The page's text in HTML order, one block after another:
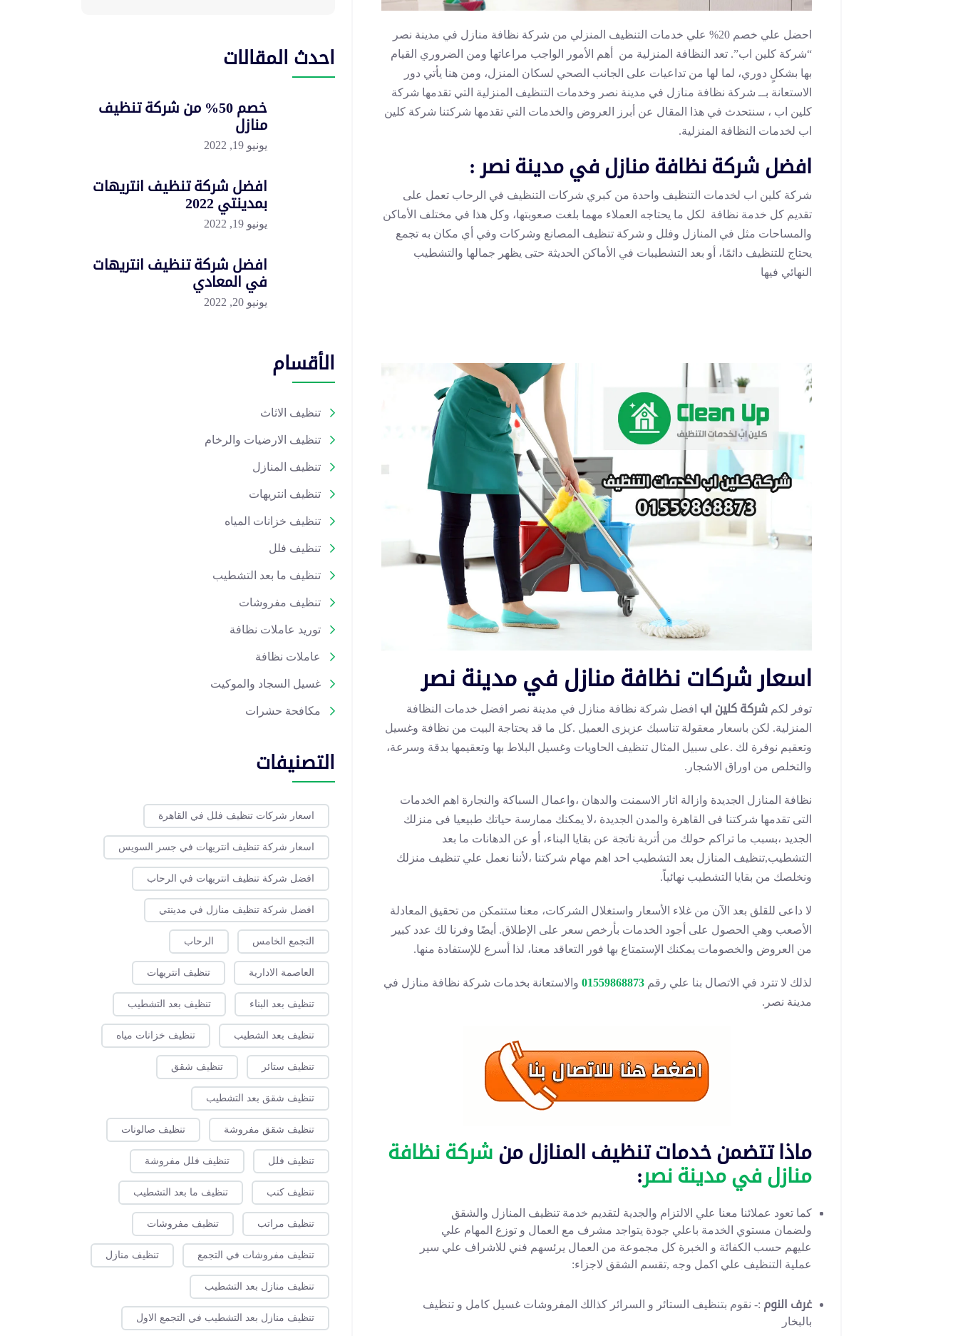
احضل علي خصم 20% علي خدمات التنظيف المنزلي من شركة نظافة منازل في مدينة نصر
“شركة كلين اب”. تعد النظافة المنزلية من أهم الأمور الواجب مراعاتها ومن الضروري القيام
بها بشكلٍ دوري، لما لها من تداعيات على الجانب الصحي لسكان المنزل، ومن هنا يأتي دور
الاستعانة بــ شركة نظافة منازل في مدينة نصر وخدمات التنظيف المنزلية التي تقدمها شركة
كلين اب ، سنتحدث في هذا المقال عن أبرز العروض والخدمات التي تقدمها شركتنا شركة كلين
اب لخدمات النظافة المنزلية.
افضل شركة نظافة منازل في مدينة نصر :
شركة كلين اب لخدمات التنظيف واحدة من كبري شركات التنظيف في الرحاب تعمل على
تقديم كل خدمة نظافة لكل ما يحتاجه العملاء مهما بلغت صعوبتها، وكل هذا في مختلف الأماكن
والمساحات مثل في المنازل وفلل و شركة تنظيف المصانع وشركات وفي أي مكان به تجمع
يحتاج للتنظيف دائمًا، أو بعد التشطيبات في الأماكن الحديثة حتى يظهر جمالها والتشطيب
النهائي فيها
اسعار شركات نظافة منازل في مدينة نصر
توفر لكم شركة كلين اب افضل شركة نظافة منازل في مدينة نصر افضل خدمات النظافة
المنزلية. لكن باسعار معقولة تناسبك عزيزى العميل .كل ما قد يحتاجة البيت من نظافة وغسيل
وتعقيم نوفرة لك .على سبيل المثال تنظيف الحاويات وغسيل البلاط بها وتعقيمها بدقة وسرعة،
والتخلص من اوراق الاشجار.
نظافة المنازل الجديدة وازالة اثار الاسمنت والدهان ،واعمال السباكة والنجارة اهم الخدمات
التى تقدمها شركتنا فى القاهرة والمدن الجديدة ،لا يمكنك ممارسة حياتك طبيعيا فى منزلك
الجديد ،بسبب ما تراكم حولك من أتربة ناتجة عن بقايا البناء، أو عن الدهانات ما بعد
التشطيب,تنظيف المنازل بعد التشطيب احد اهم مهام شركتنا ،لأننا نعمل علي تنظيف منزلك
ونخلصك من بقايا التشطيب نهائياً.
لا داعى للقلق بعد الآن من غلاء الأسعار واستغلال الشركات، معنا ستتمكن من تحقيق المعادلة
الأصعب وهي الحصول على أجود الخدمات بأرخص سعر على الإطلاق. أيضًا وفرنا لك عدد كبير
من العروض والخصومات يمكنك الإستمتاع بها فور التعاقد معنا، لذا أسرع للإستفادة منها.
لذلك لا تترد في الاتصال بنا علي رقم 01559868873 والاستعانة بخدمات شركة نظافة منازل في
مدينة نصر.
ماذا تتضمن خدمات تنظيف المنازل من شركة نظافة
منازل في مدينة نصر:
كما تعود عملائنا معنا علي الالتزام والجدية لتقديم خدمة تنظيف المنازل والشقق
ولضمان مستوي الخدمة باعلي جودة يتواجد مشرف مع العمال و توزع المهام علي
عليهم حسب الكفائة و الخبرة كل مجموعة من العمال يرئسهم فني للاشراف علي سير
عملية التنظيف علي اكمل وجه ,تقسم الشقق لاجزاء:
غرف النوم :- نقوم بتنظيف الستائر و السرائر كذالك المفروشات غسيل كامل و تنظيف
بالبخار
احدث المقالات
خصم 50% من شركة تنظيف
منازل
يونيو 19, 2022
افضل شركة تنظيف انتريهات
بمدينتي 2022
يونيو 19, 2022
افضل شركة تنظيف انتريهات
في المعادي
يونيو 20, 2022
الأقسام
تنظيف الاثاث
تنظيف الارضيات والرخام
تنظيف المنازل
تنظيف انتريهات
تنظيف خزانات المياه
تنظيف فلل
تنظيف ما بعد التشطيب
تنظيف مفروشات
توريد عاملات نظافة
عاملات نظافة
غسيل السجاد والموكيت
مكافحة حشرات
التصنيفات
اسعار شركات تنظيف فلل في القاهرة
اسعار شركة تنظيف انتريهات في جسر السويس
افضل شركة تنظيف انتريهات في الرحاب
افضل شركة تنظيف منازل في مدينتي
التجمع الخامس الرحاب
العاصمة الادارية تنظيف انتريهات
تنظيف بعد البناء تنظيف بعد التشطيب
تنظيف بعد الشطيب تنظيف خزانات مياه
تنظيف ستائر تنظيف شقق
تنظيف شقق بعد التشطيب
تنظيف شقق مفروشة تنظيف صالونات
تنظيف فلل تنظيف فلل مفروشة
تنظيف كنب تنظيف ما بعد التشطيب
تنظيف مراتب تنظيف مفروشات
تنظيف مفروشات في التجمع تنظيف منازل
تنظيف منازل بعد التشطيب
تنظيف منازل بعد التشطيب في التجمع الاول